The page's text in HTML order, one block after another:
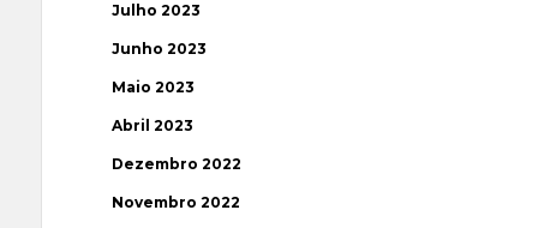
Julho 2023
Junho 2023
Maio 2023
Abril 2023
Dezembro 2022
Novembro 2022